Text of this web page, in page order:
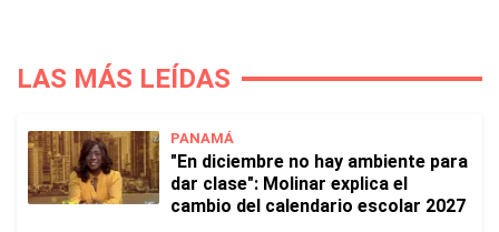
LAS MÁS LEÍDAS
PANAMÁ
"En diciembre no hay ambiente para
dar clase": Molinar explica el
cambio del calendario escolar 2027